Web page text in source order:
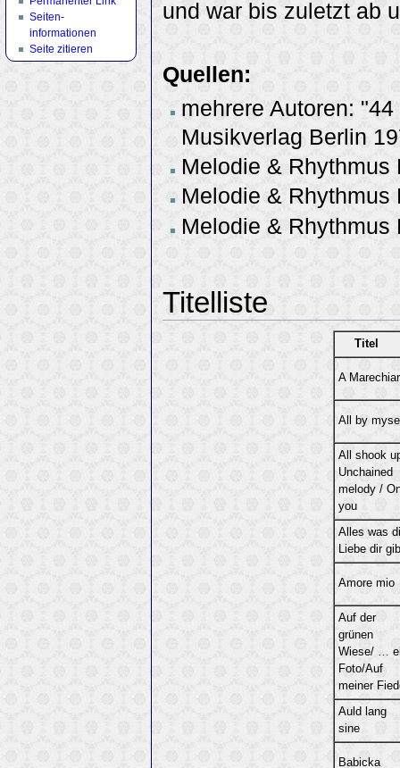
und war bis zuletzt ab
Quellen:
mehrere Autoren:
Musikverlag Berlin
Melodie & Rhythmus
Melodie & Rhythmus
Melodie & Rhythmus
Titelliste
Titel
A
All by
All shook
Unchained
melody /
you
Alles was
Liebe dir
Amore mio
Auf der
grünen
Wiese/ …
Foto/Auf
meiner
Auld lang
sine
Babicka
Seiten­
informationen
Seite zitieren